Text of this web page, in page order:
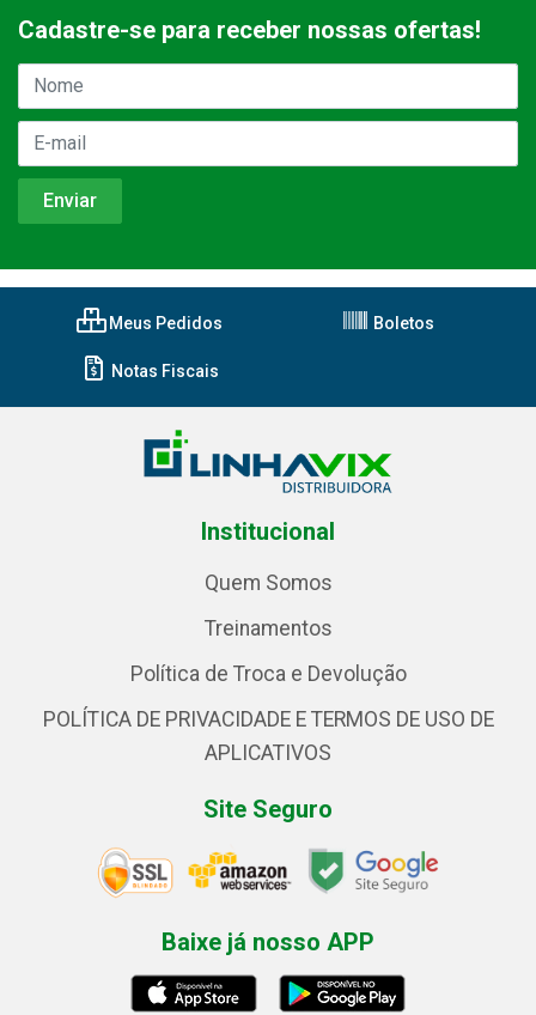
Cadastre-se para receber nossas ofertas!
Meus Pedidos Boletos
Notas Fiscais
Institucional
Quem Somos
Treinamentos
Política de Troca e Devolução
POLÍTICA DE PRIVACIDADE E TERMOS DE USO DE
APLICATIVOS
Site Seguro
Baixe já nosso APP